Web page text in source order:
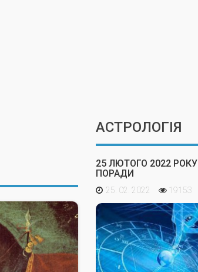
АСТРОЛОГІЯ
25 ЛЮТОГО 2022
ПОРАДИ
25. 02. 2022 19153